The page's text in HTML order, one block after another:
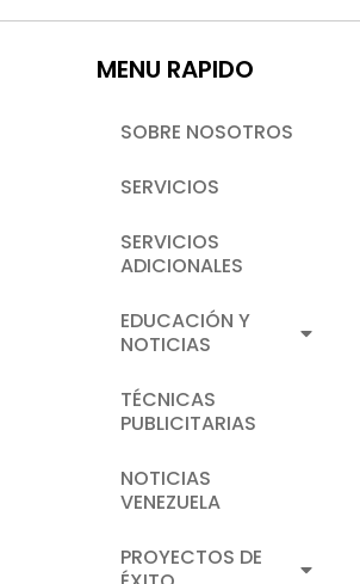
MENU RAPIDO
SOBRE NOSOTROS
SERVICIOS
SERVICIOS
ADICIONALES
EDUCACIÓN Y
NOTICIAS
TÉCNICAS
PUBLICITARIAS
NOTICIAS
VENEZUELA
PROYECTOS DE